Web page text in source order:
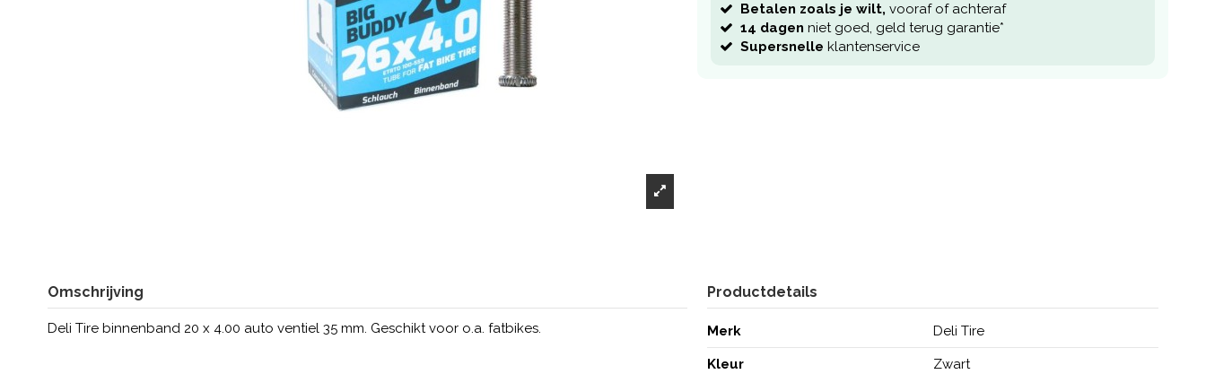
Betalen zoals je wilt, vooraf of achteraf
14 dagen niet goed, geld terug garantie*
Supersnelle klantenservice
Omschrijving
Deli Tire binnenband 20 x 4.00 auto ventiel 35 mm. Geschikt voor o.a. fatbikes.
Productdetails
Merk Deli Tire
Kleur Zwart